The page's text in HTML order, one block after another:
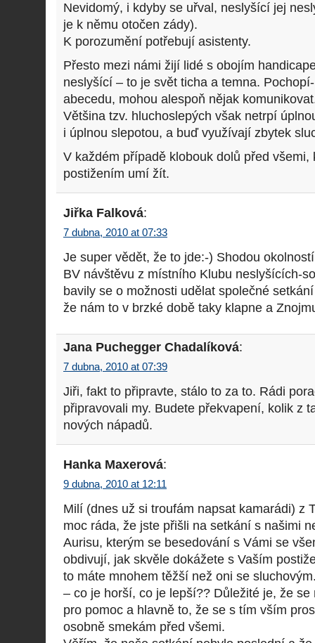
Nevidomý, i kdyby se uřval, neslyšící jej
je k němu otočen zády).
K porozumění potřebují asistenty.
Přesto mezi námi žijí lidé s obojím
neslyšící – to je svět ticha a temna.
abecedu, mohou alespoň nějak
Většina tzv. hluchoslepých však netrpí
i úplnou slepotou, a buď využívají zbytek
V každém případě klobouk dolů před všemi,
postižením umí žít.
Jiřka Falková:
7 dubna, 2010 at 07:33
Je super vědět, že to jde:-) Shodou
BV návštěvu z místního Klubu neslyšících-
bavily se o možnosti udělat společné
že nám to v brzké době taky klapne a
Jana Puchegger Chadalíková:
7 dubna, 2010 at 07:39
Jiři, fakt to připravte, stálo to za to. Rádi
připravovali my. Budete překvapení, kolik z
nových nápadů.
Hanka Maxerová:
9 dubna, 2010 at 12:11
Milí (dnes už si troufám napsat kamarádi) z
moc ráda, že jste přišli na setkání s našimi
Aurisu, kterým se besedování s Vámi se
obdivují, jak skvěle dokážete s Vaším
to máte mnohem těžší než oni se
– co je horší, co je lepší?? Důležité je, že se
pro pomoc a hlavně to, že se s tím vším
osobně smekám před všemi.